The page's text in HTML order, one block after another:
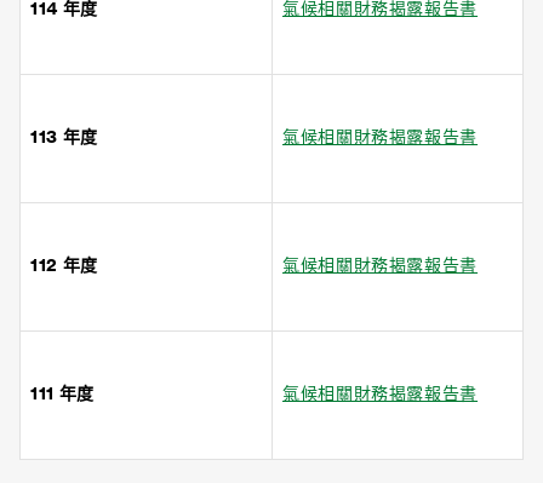
114 年度 氣候相關財務揭露報告書
113 年度 氣候相關財務揭露報告書
112 年度 氣候相關財務揭露報告書
111 年度 氣候相關財務揭露報告書